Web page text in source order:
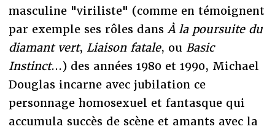
masculine "viriliste" (comme en témoignent
par exemple ses rôles dans À la poursuite du
diamant vert, Liaison fatale, ou Basic
Instinct...) des années 1980 et 1990, Michael
Douglas incarne avec jubilation ce
personnage homosexuel et fantasque qui
accumula succès de scène et amants avec la